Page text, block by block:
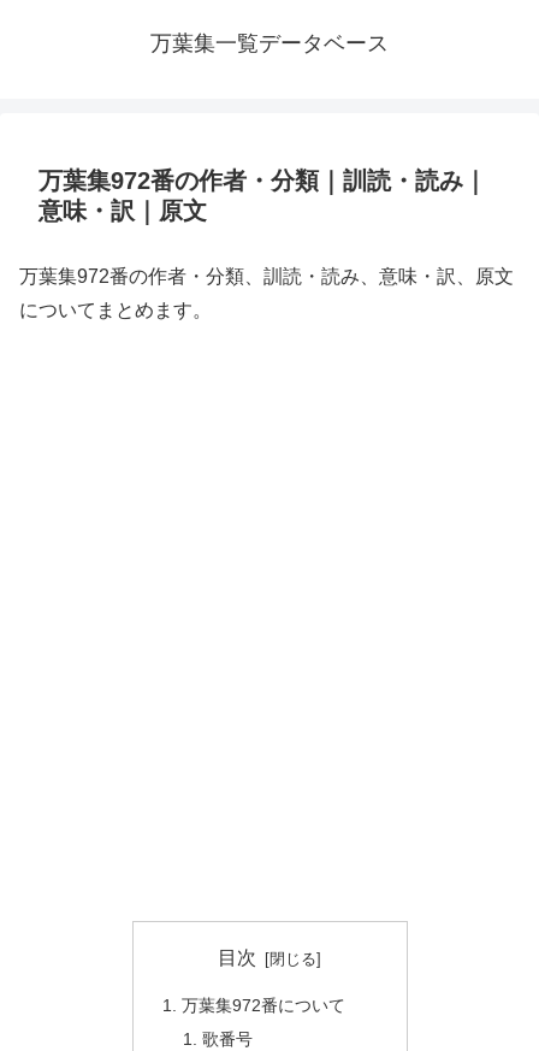
万葉集一覧データベース
万葉集972番の作者・分類｜訓読・読み｜
意味・訳｜原文
万葉集972番の作者・分類、訓読・読み、意味・訳、原文
についてまとめます。
目次
万葉集972番について
歌番号